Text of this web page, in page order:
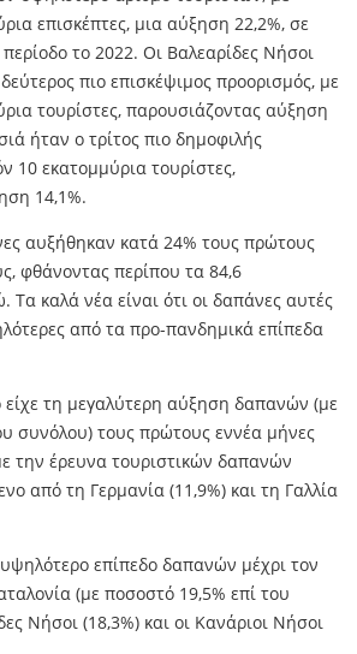
επισκέπτες, μια αύξηση 22,2%, σε
το 2022. Οι Βαλεαρίδες Νήσοι
πιο επισκέψιμος προορισμός, με
τουρίστες, παρουσιάζοντας αύξηση
ήταν ο τρίτος πιο δημοφιλής
10 εκατομμύρια τουρίστες,
14,1%.
αυξήθηκαν κατά 24% τους πρώτους
φθάνοντας περίπου τα 84,6
Τα καλά νέα είναι ότι οι δαπάνες αυτές
από τα προ-πανδημικά επίπεδα
τη μεγαλύτερη αύξηση δαπανών (με
συνόλου) τους πρώτους εννέα μήνες
την έρευνα τουριστικών δαπανών
από τη Γερμανία (11,9%) και τη Γαλλία
επίπεδο δαπανών μέχρι τον
(με ποσοστό 19,5% επί του
Νήσοι (18,3%) και οι Κανάριοι Νήσοι